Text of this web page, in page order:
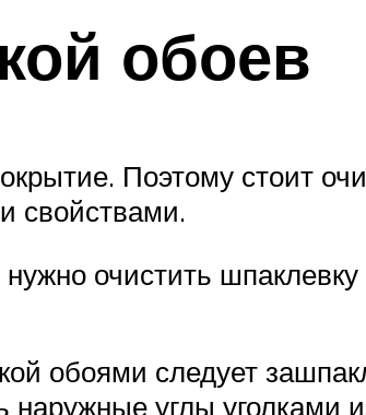
обоев
Поэтому стоит
свойствами.
очистить
обоями следует
наружные углы уголками